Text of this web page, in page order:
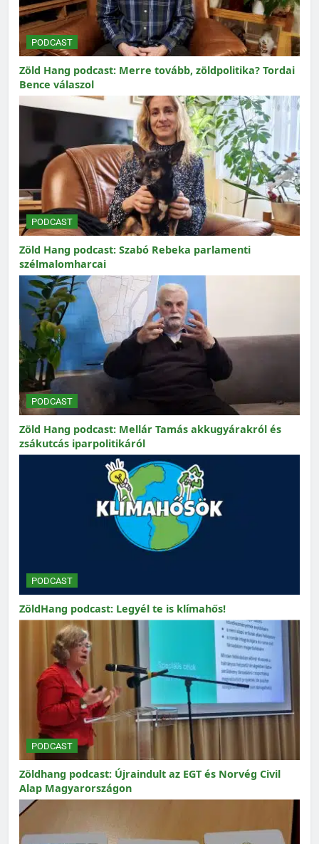
PODCAST
Zöld Hang podcast: Merre tovább, zöldpolitika? Tordai
Bence válaszol
PODCAST
Zöld Hang podcast: Szabó Rebeka parlamenti
szélmalomharcai
PODCAST
Zöld Hang podcast: Mellár Tamás akkugyárakról és
zsákutcás iparpolitikáról
PODCAST
ZöldHang podcast: Legyél te is klímahős!
PODCAST
Zöldhang podcast: Újraindult az EGT és Norvég Civil
Alap Magyarországon